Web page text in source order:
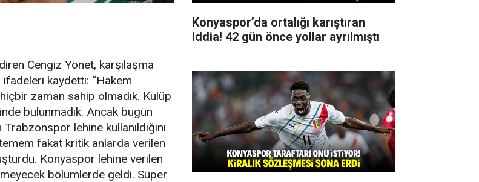
Cengiz Yönet, karşılaşma
kaydetti: “Hakem
zaman sahip olmadık. Kulüp
bulunmadık. Ancak bugün
lehine kullanıldığını
fakat kritik anlarda verilen
Konyaspor lehine verilen
bölümlerde geldi. Süper
Konyaspor’da ortalığı karıştıran
iddia! 42 gün önce yollar ayrılmıştı